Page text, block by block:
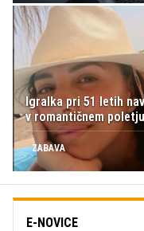
Igralka pri 51 letih
v romantičnem poletju
ZABAVA
E-NOVICE